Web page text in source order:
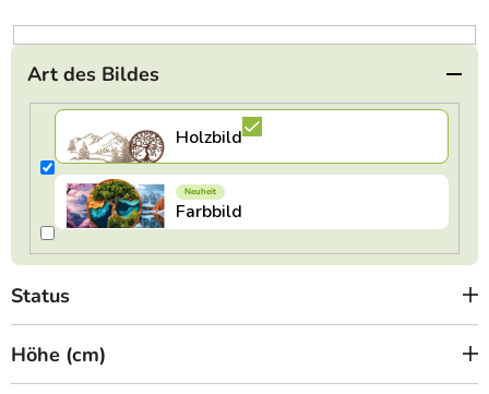
t
i
Art des Bildes
Status
Höhe (cm)